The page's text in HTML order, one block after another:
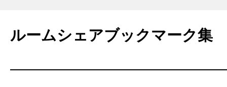
content
ルームシェアブックマーク集